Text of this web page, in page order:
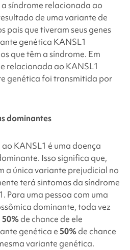
síndrome relacionada ao
de uma variante de
pais que tiveram seus genes
genética KANSL1
que têm a síndrome. Em
relacionada ao KANSL1
genética foi transmitida por
dominantes
KANSL1 é uma doença
Isso significa que,
a única variante prejudicial no
terá sintomas da síndrome
. Para uma pessoa com uma
dominante, toda vez
50%de chance de ele
genética e 50%de chance
variante genética.